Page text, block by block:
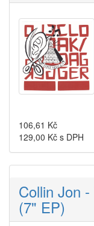
106,61 Kč
129,00 Kč s DPH
Collin Jon
(7" EP)